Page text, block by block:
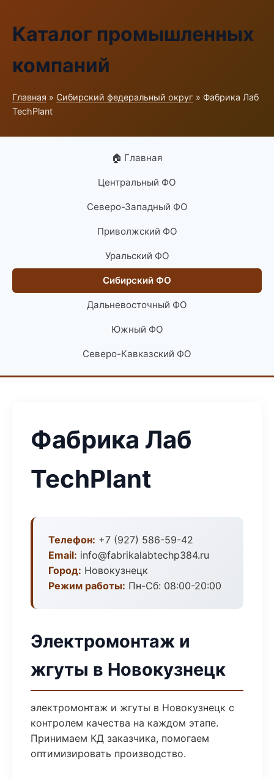
Каталог промышленных
компаний
Главная » Сибирский федеральный округ » Фабрика Лаб
TechPlant
🏠 Главная
Центральный ФО
Северо-Западный ФО
Приволжский ФО
Уральский ФО
Сибирский ФО
Дальневосточный ФО
Южный ФО
Северо-Кавказский ФО
Фабрика Лаб
TechPlant
Телефон: +7 (927) 586-59-42
Email: info@fabrikalabtechp384.ru
Город: Новокузнецк
Режим работы: Пн-Сб: 08:00-20:00
Электромонтаж и
жгуты в Новокузнецк
электромонтаж и жгуты в Новокузнецк с
контролем качества на каждом этапе.
Принимаем КД заказчика, помогаем
оптимизировать производство.